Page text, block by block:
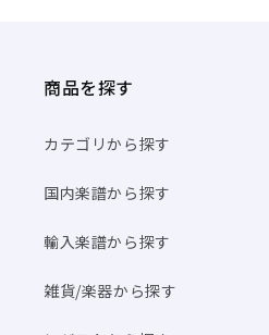
商品を探す
カテゴリから探す
国内楽譜から探す
輸入楽譜から探す
雑貨/楽器から探す